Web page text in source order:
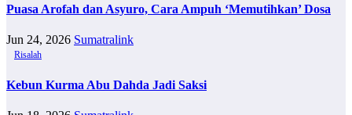
Puasa Arofah dan Asyuro, Cara Ampuh ‘Memutihkan’ Dosa
Jun 24, 2026 Sumatralink
Risalah
Kebun Kurma Abu Dahda Jadi Saksi